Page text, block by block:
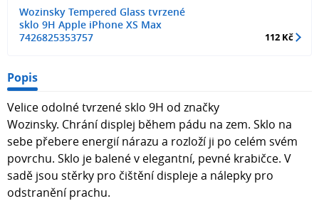
Wozinsky Tempered Glass tvrzené
sklo 9H Apple iPhone XS Max
7426825353757
112 Kč
Popis
Velice odolné tvrzené sklo 9H od značky
Wozinsky. Chrání displej během pádu na zem. Sklo na
sebe přebere energií nárazu a rozloží ji po celém svém
povrchu. Sklo je balené v elegantní, pevné krabičce. V
sadě jsou stěrky pro čištění displeje a nálepky pro
odstranění prachu.